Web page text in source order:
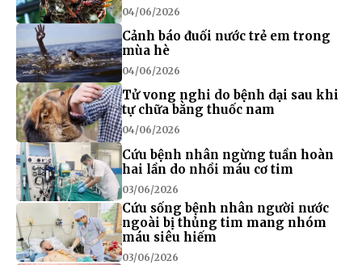
04/06/2026
Cảnh báo đuối nước trẻ em trong
mùa hè
04/06/2026
Tử vong nghi do bệnh dại sau khi
tự chữa bằng thuốc nam
04/06/2026
Cứu bệnh nhân ngừng tuần hoàn
hai lần do nhồi máu cơ tim
03/06/2026
Cứu sống bệnh nhân người nước
ngoài bị thủng tim mang nhóm
máu siêu hiếm
03/06/2026